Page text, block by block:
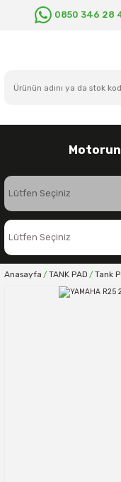
0850 346 28
Anasayfa TANK PAD Tank